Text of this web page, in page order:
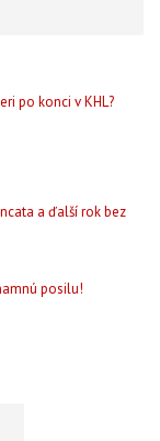
po konci v KHL?
a ďalší rok bez
posilu!